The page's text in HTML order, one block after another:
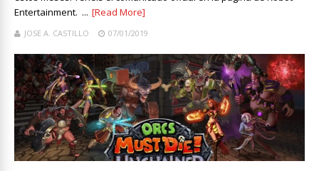
Entertainment. ... [Read More]
JOSE A. CASTILLO 07/01/2019